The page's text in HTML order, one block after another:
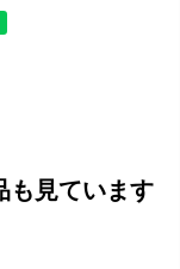
も見ています